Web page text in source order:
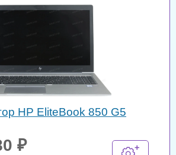
HP EliteBook 850 G5
₽